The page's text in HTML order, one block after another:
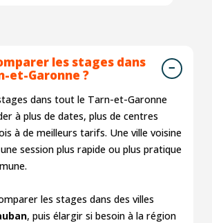
les stages dans
et-Garonne ?
dans tout le Tarn-et-Garonne
à plus de dates, plus de centres
à de meilleurs tarifs. Une ville voisine
session plus rapide ou plus pratique
les stages dans des villes
, puis élargir si besoin à la région